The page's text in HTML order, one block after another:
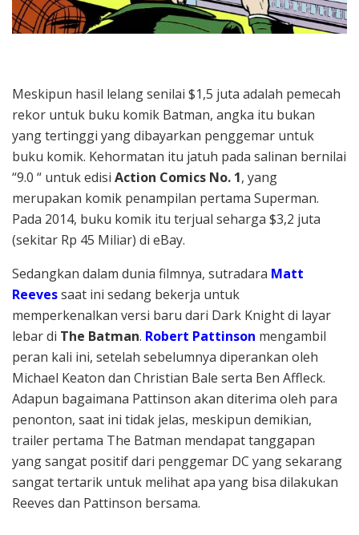
Meskipun hasil lelang senilai $1,5 juta adalah pemecah
rekor untuk buku komik Batman, angka itu bukan
yang tertinggi yang dibayarkan penggemar untuk
buku komik. Kehormatan itu jatuh pada salinan bernilai
“9.0 “ untuk edisi Action Comics No. 1, yang
merupakan komik penampilan pertama Superman.
Pada 2014, buku komik itu terjual seharga $3,2 juta
(sekitar Rp 45 Miliar) di eBay.
Sedangkan dalam dunia filmnya, sutradara Matt
Reevessaat ini sedang bekerja untuk
memperkenalkan versi baru dari Dark Knight di layar
lebar di The Batman. Robert Pattinson mengambil
peran kali ini, setelah sebelumnya diperankan oleh
Michael Keaton dan Christian Bale serta Ben Affleck.
Adapun bagaimana Pattinson akan diterima oleh para
penonton, saat ini tidak jelas, meskipun demikian,
trailer pertama The Batman mendapat tanggapan
yang sangat positif dari penggemar DC yang sekarang
sangat tertarik untuk melihat apa yang bisa dilakukan
Reeves dan Pattinson bersama.